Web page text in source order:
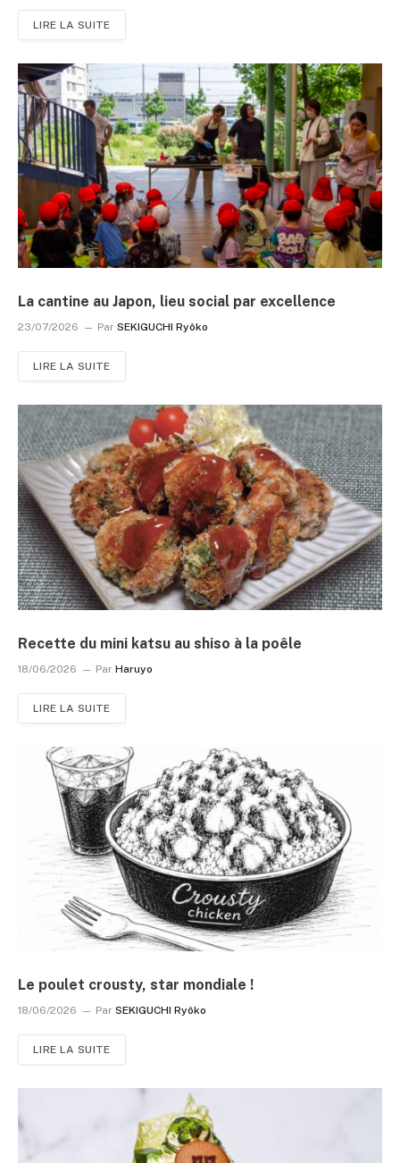
LIRE LA SUITE
La cantine au Japon, lieu social par excellence
23/07/2026 Par SEKIGUCHI Ryôko
LIRE LA SUITE
Recette du mini katsu au shiso à la poêle
18/06/2026 Par Haruyo
LIRE LA SUITE
Le poulet crousty, star mondiale !
18/06/2026 Par SEKIGUCHI Ryôko
LIRE LA SUITE